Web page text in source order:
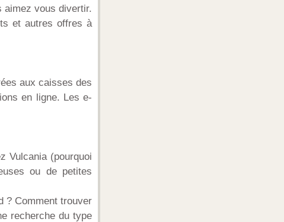
aimez vous divertir.
et autres offres à
aux caisses des
en ligne. Les e-
Vulcania (pourquoi
ou de petites
? Comment trouver
recherche du type